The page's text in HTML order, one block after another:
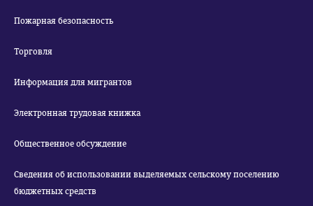
Пожарная безопасность
Торговля
Информация для мигрантов
Электронная трудовая книжка
Общественное обсуждение
Сведения об использовании выделяемых сельскому поселению
бюджетных средств